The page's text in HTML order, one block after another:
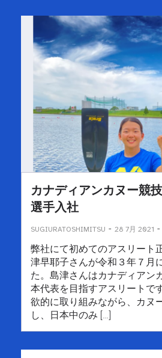
カナディアンカヌー競
選⼿⼊社
SUGIURATOSHIMITSU - 28 7月 2021 -
弊社にて初めてのアスリート
津早耶⼦さんが令和３年７⽉
た。島津さんはカナディアン
本代表を⽬指すアスリートで
欲的に取り組みながら、カヌ
し、⽇本中のみ […]